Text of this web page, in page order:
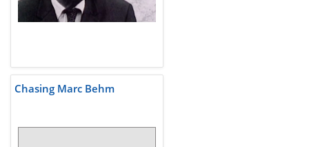
Chasing Marc Behm